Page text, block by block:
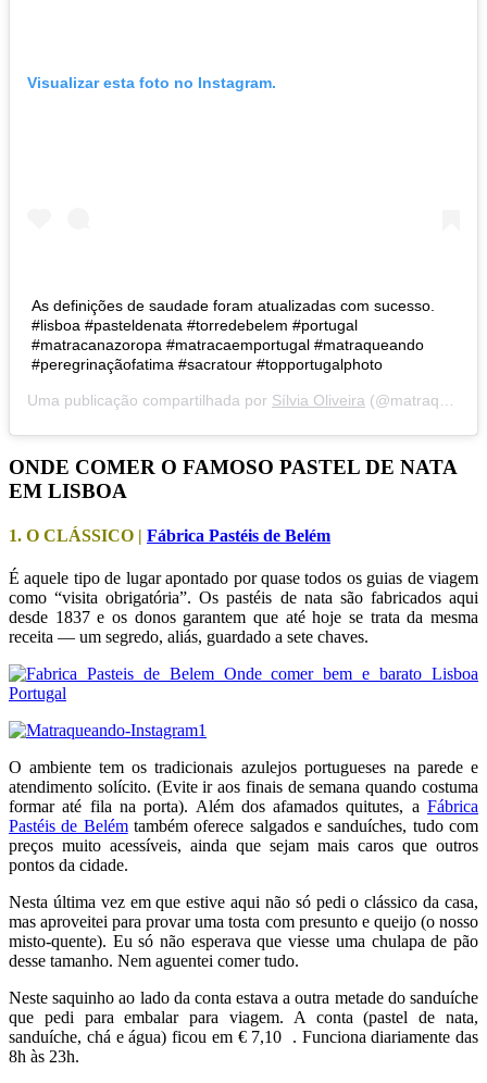
Visualizar esta foto no Instagram.
As definições de saudade foram atualizadas com sucesso.
#lisboa #pasteldenata #torredebelem #portugal
#matracanazoropa #matracaemportugal #matraqueando
#peregrinaçãofatima #sacratour #topportugalphoto
Uma publicação compartilhada por Sílvia Oliveira (@matraqueando) em
ONDE COMER O FAMOSO PASTEL DE NATA
EM LISBOA
1. O CLÁSSICO | Fábrica Pastéis de Belém
É aquele tipo de lugar apontado por quase todos os guias de viagem
como “visita obrigatória”. Os pastéis de nata são fabricados aqui
desde 1837 e os donos garantem que até hoje se trata da mesma
receita — um segredo, aliás, guardado a sete chaves.
O ambiente tem os tradicionais azulejos portugueses na parede e
atendimento solícito. (Evite ir aos finais de semana quando costuma
formar até fila na porta). Além dos afamados quitutes, a Fábrica
Pastéis de Belémtambém oferece salgados e sanduíches, tudo com
preços muito acessíveis, ainda que sejam mais caros que outros
pontos da cidade.
Nesta última vez em que estive aqui não só pedi o clássico da casa,
mas aproveitei para provar uma tosta com presunto e queijo (o nosso
misto-quente). Eu só não esperava que viesse uma chulapa de pão
desse tamanho. Nem aguentei comer tudo.
Neste saquinho ao lado da conta estava a outra metade do sanduíche
que pedi para embalar para viagem. A conta (pastel de nata,
sanduíche, chá e água) ficou em € 7,10 . Funciona diariamente das
8h às 23h.